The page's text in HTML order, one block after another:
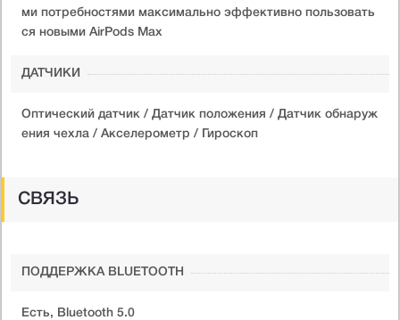
ми потребностями максимально эффективно пользовать
ся новыми AirPods Max
ДАТЧИКИ
Оптический датчик / Датчик положения / Датчик обнаруж
ения чехла / Акселерометр / Гироскоп
СВЯЗЬ
ПОДДЕРЖКА BLUETOOTH
Есть, Bluetooth 5.0